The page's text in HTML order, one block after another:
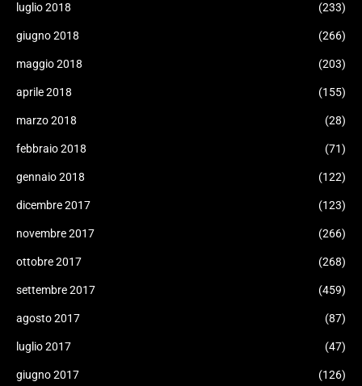
luglio 2018 (233)
giugno 2018 (266)
maggio 2018 (203)
aprile 2018 (155)
marzo 2018 (28)
febbraio 2018 (71)
gennaio 2018 (122)
dicembre 2017 (123)
novembre 2017 (266)
ottobre 2017 (268)
settembre 2017 (459)
agosto 2017 (87)
luglio 2017 (47)
giugno 2017 (126)